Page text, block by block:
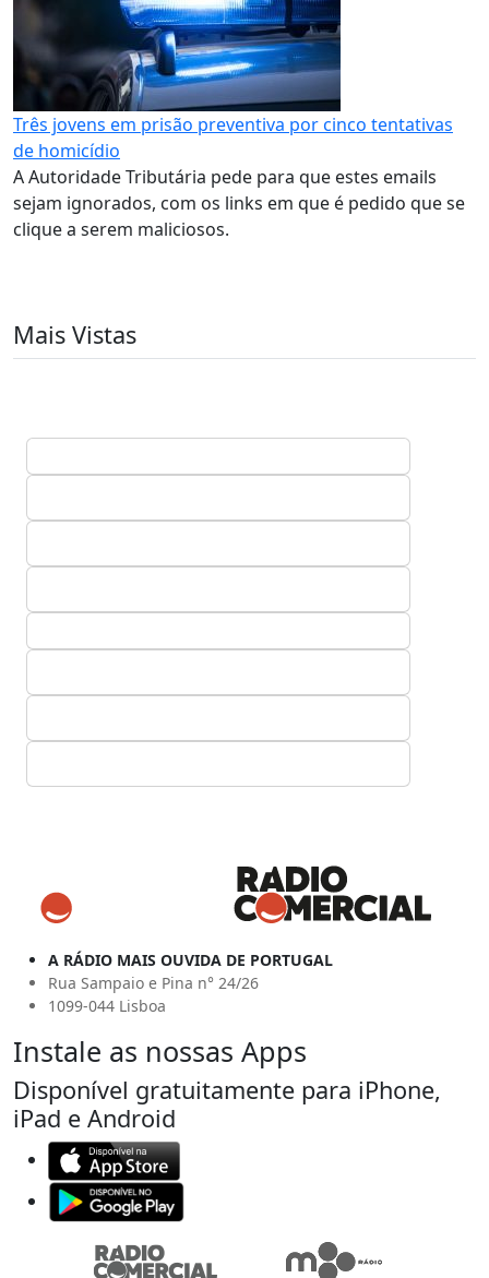
Três jovens em prisão preventiva por cinco tentativas
de homicídio
A Autoridade Tributária pede para que estes emails
sejam ignorados, com os links em que é pedido que se
clique a serem maliciosos.
Mais Vistas
A RÁDIO MAIS OUVIDA DE PORTUGAL
Rua Sampaio e Pina n° 24/26
1099-044 Lisboa
Instale as nossas Apps
Disponível gratuitamente para iPhone,
iPad e Android